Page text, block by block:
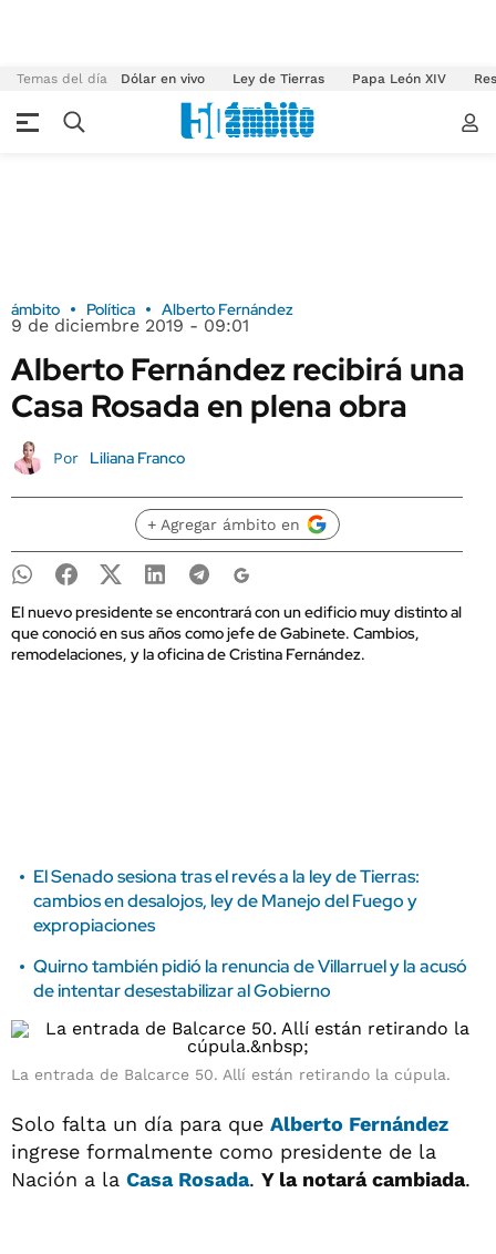
Temas del día Dólar en vivo Ley de Tierras Papa León XIV
ámbito Política Alberto Fernández
9 de diciembre 2019 - 09:01
Alberto Fernández recibirá una
Casa Rosada en plena obra
Por Liliana Franco
+ Agregar ámbito en
El nuevo presidente se encontrará con un edificio muy distinto al
que conoció en sus años como jefe de Gabinete. Cambios,
remodelaciones, y la oficina de Cristina Fernández.
El Senado sesiona tras el revés a la ley de Tierras:
cambios en desalojos, ley de Manejo del Fuego y
expropiaciones
Quirno también pidió la renuncia de Villarruel y la acusó
de intentar desestabilizar al Gobierno
La entrada de Balcarce 50. Allí están retirando la cúpula.
Solo falta un día para que Alberto Fernández
ingrese formalmente como presidente de la
Nación a la Casa Rosada. Y la notará cambiada.